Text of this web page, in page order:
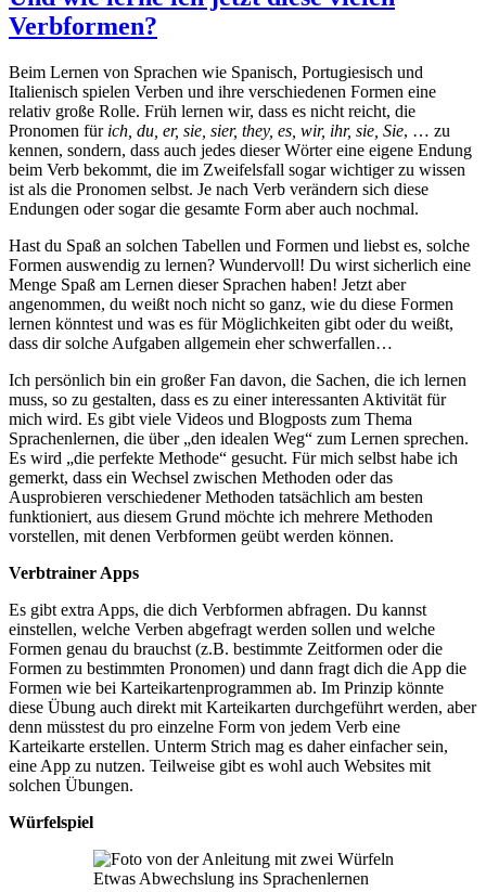
Verbformen?
Beim Lernen von Sprachen wie Spanisch, Portugiesisch und
Italienisch spielen Verben und ihre verschiedenen Formen eine
relativ große Rolle. Früh lernen wir, dass es nicht reicht, die
Pronomen für ich, du, er, sie, sier, they, es, wir, ihr, sie, Sie, … zu
kennen, sondern, dass auch jedes dieser Wörter eine eigene Endung
beim Verb bekommt, die im Zweifelsfall sogar wichtiger zu wissen
ist als die Pronomen selbst. Je nach Verb verändern sich diese
Endungen oder sogar die gesamte Form aber auch nochmal.
Hast du Spaß an solchen Tabellen und Formen und liebst es, solche
Formen auswendig zu lernen? Wundervoll! Du wirst sicherlich eine
Menge Spaß am Lernen dieser Sprachen haben! Jetzt aber
angenommen, du weißt noch nicht so ganz, wie du diese Formen
lernen könntest und was es für Möglichkeiten gibt oder du weißt,
dass dir solche Aufgaben allgemein eher schwerfallen…
Ich persönlich bin ein großer Fan davon, die Sachen, die ich lernen
muss, so zu gestalten, dass es zu einer interessanten Aktivität für
mich wird. Es gibt viele Videos und Blogposts zum Thema
Sprachenlernen, die über „den idealen Weg“ zum Lernen sprechen.
Es wird „die perfekte Methode“ gesucht. Für mich selbst habe ich
gemerkt, dass ein Wechsel zwischen Methoden oder das
Ausprobieren verschiedener Methoden tatsächlich am besten
funktioniert, aus diesem Grund möchte ich mehrere Methoden
vorstellen, mit denen Verbformen geübt werden können.
Verbtrainer Apps
Es gibt extra Apps, die dich Verbformen abfragen. Du kannst
einstellen, welche Verben abgefragt werden sollen und welche
Formen genau du brauchst (z.B. bestimmte Zeitformen oder die
Formen zu bestimmten Pronomen) und dann fragt dich die App die
Formen wie bei Karteikartenprogrammen ab. Im Prinzip könnte
diese Übung auch direkt mit Karteikarten durchgeführt werden, aber
denn müsstest du pro einzelne Form von jedem Verb eine
Karteikarte erstellen. Unterm Strich mag es daher einfacher sein,
eine App zu nutzen. Teilweise gibt es wohl auch Websites mit
solchen Übungen.
Würfelspiel
Etwas Abwechslung ins Sprachenlernen